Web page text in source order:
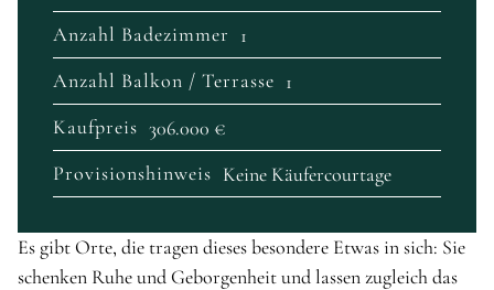
Anzahl Badezimmer 1
Anzahl Balkon / Terrasse 1
Kaufpreis 306.000 €
Provisionshinweis Keine Käufercourtage
Es gibt Orte, die tragen dieses besondere Etwas in sich: Sie
schenken Ruhe und Geborgenheit und lassen zugleich das